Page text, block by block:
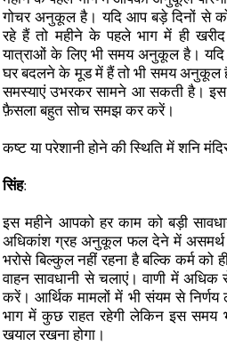
गोचर अनुकूल है। यदि आप बड़े दिनों से
रहे हैं तो महीने के पहले भाग में ही
यात्राओं के लिए भी समय अनुकूल है।
घर बदलने के मूड में हैं तो भी समय
समस्याएं उभरकर सामने आ सकती है।
फ़ैसला बहुत सोच समझ कर करें।
कष्ट या परेशानी होने की स्थिति में शनि
सिंह:
इस महीने आपको हर काम को बड़ी
अधिकांश ग्रह अनुकूल फल देने में
भरोसे बिल्कुल नहीं रहना है बल्कि कर्म को
वाहन सावधानी से चलाएं। वाणी में
करें। आर्थिक मामलों में भी संयम से
भाग में कुछ राहत रहेगी लेकिन इस समय
खयाल रखना होगा।